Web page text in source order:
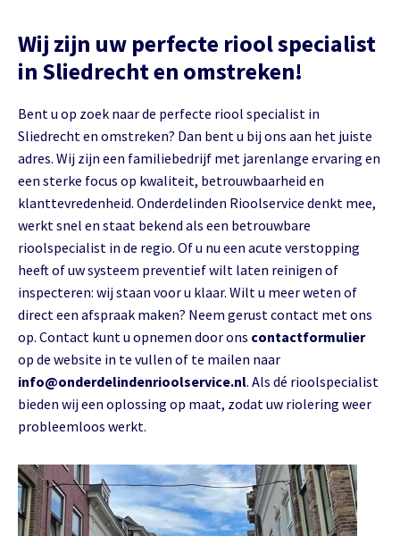
Wij zijn uw perfecte riool specialist
in Sliedrecht en omstreken!
Bent u op zoek naar de perfecte riool specialist in
Sliedrecht en omstreken? Dan bent u bij ons aan het juiste
adres. Wij zijn een familiebedrijf met jarenlange ervaring en
een sterke focus op kwaliteit, betrouwbaarheid en
klanttevredenheid. Onderdelinden Rioolservice denkt mee,
werkt snel en staat bekend als een betrouwbare
rioolspecialist in de regio. Of u nu een acute verstopping
heeft of uw systeem preventief wilt laten reinigen of
inspecteren: wij staan voor u klaar. Wilt u meer weten of
direct een afspraak maken? Neem gerust contact met ons
op. Contact kunt u opnemen door ons contactformulier
op de website in te vullen of te mailen naar
info@onderdelindenrioolservice.nl. Als dé rioolspecialist
bieden wij een oplossing op maat, zodat uw riolering weer